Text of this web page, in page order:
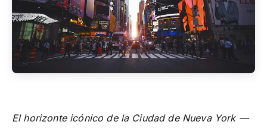
El horizonte icónico de la Ciudad de Nueva York —